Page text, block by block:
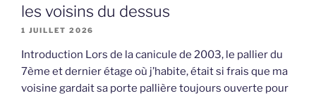
les voisins du dessus
1 JUILLET 2026
Introduction Lors de la canicule de 2003, le pallier du
7ème et dernier étage où j’habite, était si frais que ma
voisine gardait sa porte pallière toujours ouverte pour